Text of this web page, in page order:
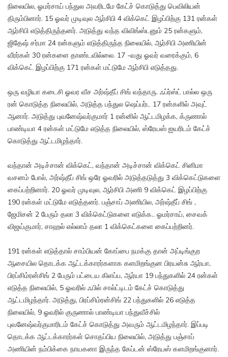
நிலையில, ஓமர்சாய் பந்துல அவரிடமே கேட்ச் கொடுத்து பெவிலியன்
திரும்பினார். 15 ஓவர் முடிவுல ஆர்சிபி 4 விக்கெட் இழப்பிற்கு 131 ரன்கள்
ஆர்சிபி எடுத்திருந்தனர். அடுத்து வந்த விவிங்ஸ்டனும் 25 ரன்களும்,
ஜிதேஷ் சர்மா 24 ரன்களும் எடுத்திருந்த நிலையில், ஆர்சிபி அணியின்
வீரர்கள் 30 ரன்களை தாண்டவில்லை. 17 -வது ஓவர் வரைக்கும், 6
விக்கெட் இழப்பிற்கு 171 ரன்கள் மட்டுமே ஆர்சிபி எடுத்தது.
ஒரு வழியா கடைசி ஓவர வீச அர்ஷ்தீப் சிங் வந்தாரு. ஃப்ர்ஸ்ட் பால்ல ஒரு
ரன் கொடுத்த நிலையில், அடுத்த பந்துல ஷெப்பர்ட 17 ரன்களில் அவுட்
ஆனார். அடுத்து புவனேஷ்வர்குமார் 1 ரன்னில் ஆட்டமிழக்க, க்ருணால்
பாண்டியா 4 ரன்கள் மட்டுமே எடுத்த நிலையில், ஸ்ரேயஸ் ஐயரிடம் கேட்ச்
கொடுத்து ஆட்டமிழந்தார்.
வந்தான் அடிச்சான் விக்கெட், வந்தான் அடிச்சான் விக்கெட் சினிமா
வசனம் போல், அர்ஷ்தீப் சிங் ஒரே ஓவரில் அடுத்தடுத்து 3 விக்கெட்டுகளை
கைப்பற்றினார். 20 ஓவர் முடிவுல, ஆர்சிபி அணி 9 விக்கெட் இழப்பிற்கு
190 ரன்கள் மட்டுமே எடுத்தனர். பஞ்சாப் அணியில, அர்ஷ்தீப் சிங் ,
ஜேமிசன் 2 பேரும் தலா 3 விக்கெட்டுகளை எடுக்க.. ஓமர்சாய், சைவக்
விஜய்குமார், சாஹல் எல்லாம் தலா 1 விக்கெட்களை கைப்பற்றினர்.
191 ரன்கள் எடுத்தால் சாம்பியன் கோப்பை நமக்கு தான் அப்டிங்குற
ஆசையில தொடக்க ஆட்டக்காரர்களாக களமிறங்குன பிரயன்சு ஆர்யா,
பிரப்சிம்ரன்சிங் 2 பேரும் பட்டைய கிளப்ப, ஆர்யா 19 பந்துகளில் 24 ரன்கள்
எடுத்த நிலையில், 5 ஓவரில் ஃபில் சால்ட்டிடம் கேட்ச் கொடுத்து
ஆட்டமிழந்தார். அடுத்து, பிரப்சிம்ரன்சிங் 22 பந்துகளில் 26 எடுத்த
நிலையில், 9 ஓவரில் குருணால் பாண்டியா பந்துவீச்சில்
புவனேஷ்வர்குமாரிடம் கேட்ச் கொடுத்து அவரும் ஆட்டமிழந்தார். இப்படி
தொடக்க ஆட்டக்காரர்கள் சொதப்பிய நிலையில், அடுத்து பஞ்சாப்
அணியின் நம்பிக்கை நாயகனா இருந்த கேப்டன் ஸ்ரேயஸ் களமிறங்குனார்.